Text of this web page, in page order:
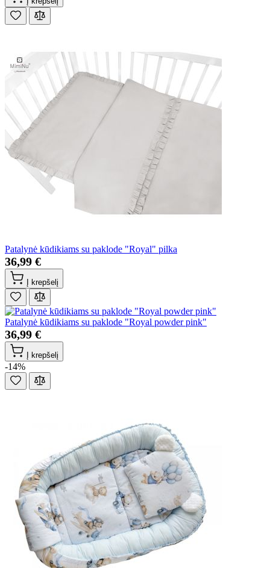
Patalynė kūdikiams su paklode "Royal" pilka
36,99 €
Į krepšelį
Patalynė kūdikiams su paklode "Royal powder pink"
36,99 €
Į krepšelį
-14%